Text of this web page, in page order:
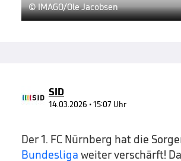
© IMAGO/Ole Jacobsen
SID
14.03.2026 • 15:07 Uhr
Der 1. FC Nürnberg hat die
Bundesliga weiter verschärft!